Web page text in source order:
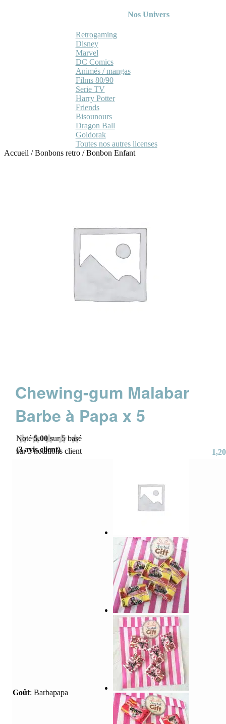
Nos Univers
Retrogaming
Disney
Marvel
DC Comics
Animés / mangas
Films 80/90
Serie TV
Harry Potter
Friends
Bisounours
Dragon Ball
Goldorak
Toutes nos autres licenses
Accueil /Bonbons retro /Bonbon Enfant
Chewing-gum Malabar
Barbe à Papa x 5
Noté5.00 sur 5 basé
sur3notations client
(3avis client) 1,20
Goût: Barbapapa